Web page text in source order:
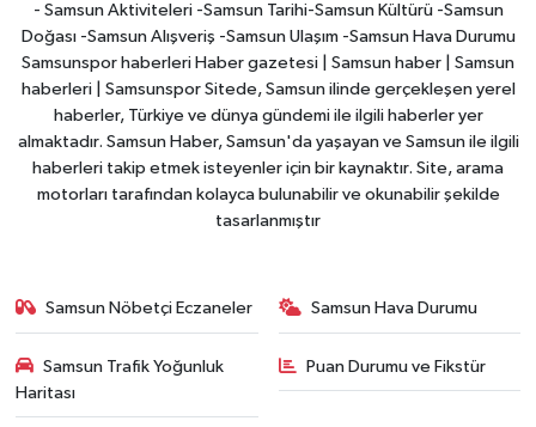
- Samsun Aktiviteleri -Samsun Tarihi-Samsun Kültürü -Samsun
Doğası -Samsun Alışveriş -Samsun Ulaşım -Samsun Hava Durumu
Samsunspor haberleri Haber gazetesi | Samsun haber | Samsun
haberleri | Samsunspor Sitede, Samsun ilinde gerçekleşen yerel
haberler, Türkiye ve dünya gündemi ile ilgili haberler yer
almaktadır. Samsun Haber, Samsun'da yaşayan ve Samsun ile ilgili
haberleri takip etmek isteyenler için bir kaynaktır. Site, arama
motorları tarafından kolayca bulunabilir ve okunabilir şekilde
tasarlanmıştır
Samsun Nöbetçi Eczaneler Samsun Hava Durumu
Samsun Trafik Yoğunluk
Haritası
Puan Durumu ve Fikstür